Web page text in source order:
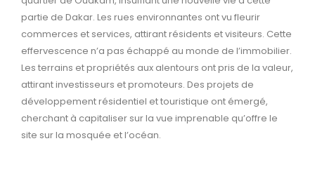
partie de Dakar. Les rues environnantes ont vu fleurir
commerces et services, attirant résidents et visiteurs. Cette
effervescence n’a pas échappé au monde de l’immobilier.
Les terrains et propriétés aux alentours ont pris de la valeur,
attirant investisseurs et promoteurs. Des projets de
développement résidentiel et touristique ont émergé,
cherchant à capitaliser sur la vue imprenable qu’offre le
site sur la mosquée et l’océan.